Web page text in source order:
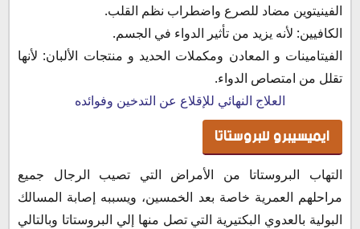
الفينيتوين مضاد للصرع واضطراب نظم القلب.
الكافيين: لأنه يزيد من تأثير الدواء في الجسم.
الفيتامينات و المعادن ومكملات الحديد و منتجات الألبان: لأنها
تقلل من امتصاص الدواء.
العلاج النهائي للإقلاع عن التدخين وفوائده
ايميسيبرو للبروستاتا
التهاب البروستاتا من الأمراض التي تصيب الرجال جميع
مراحلهم العمرية خاصة بعد الخمسين، ويسببه إصابة المسالك
البولية بالعدوي البكتيرية التي تصل منها إلي البروستاتا وبالتالي